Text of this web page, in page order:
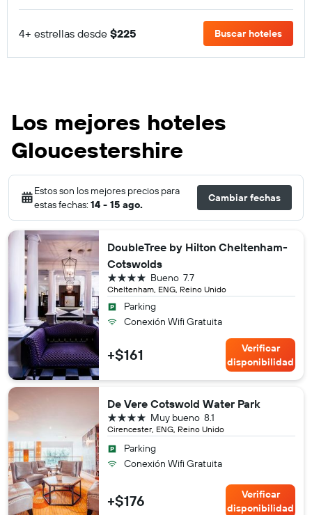
4+ estrellas desde $225 Buscar hoteles
Los mejores hoteles
Gloucestershire
Estos son los mejores precios para
estas fechas: 14 - 15 ago.
Cambiar fechas
DoubleTree by Hilton Cheltenham-
Cotswolds
Cheltenham, ENG, Reino Unido
7.7
Bueno
4 estrellas
Parking
Conexión Wifi Gratuita
+$161
Verificar
disponibilidad
De Vere Cotswold Water Park
Cirencester, ENG, Reino Unido
8.1
Muy bueno
4 estrellas
Parking
Conexión Wifi Gratuita
+$176
Verificar
disponibilidad